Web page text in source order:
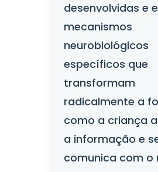
desenvolvidas e
mecanismos
neurobiológicos
específicos que
transformam
radicalmente a
como a criança
a informação e
comunica com o